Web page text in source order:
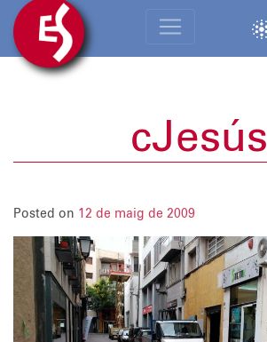
cJesús
Posted on 12 de maig de 2009